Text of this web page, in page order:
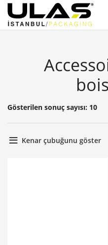
Gösterilen sonuç sayısı: 10
Kenar çubuğunu göster